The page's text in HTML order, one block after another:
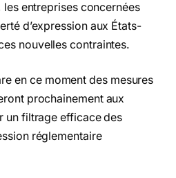
entreprises concernées
d’expression aux États-
nouvelles contraintes.
en ce moment des mesures
prochainement aux
un filtrage efficace des
réglementaire